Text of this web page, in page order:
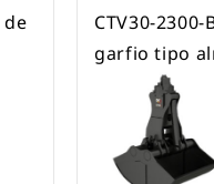
de
CTV30-
garfio tipo